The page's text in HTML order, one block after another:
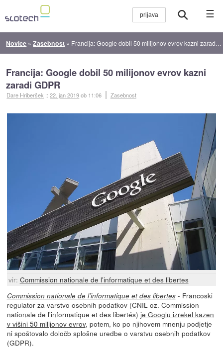
☰
Novice »Zasebnost » Francija: Google dobil 50 milijonov evrov kazni zaradi GDPR
Francija: Google dobil 50 milijonov evrov kazni
zaradi GDPR
Dare Hriberšek ::22. jan 2019ob 11:06 Zasebnost
vir: Commission nationale de l'informatique et des libertes
Commission nationale de l'informatique et des libertes- Francoski
regulator za varstvo osebnih podatkov (CNIL oz. Commission
nationale de l'informatique et des libertés) je Googlu izrekel kazen
v višini 50 milijonov evrov, potem, ko po njihovem mnenju podjetje
ni spoštovalo določb splošne uredbe o varstvu osebnih podatkov
(GDPR).